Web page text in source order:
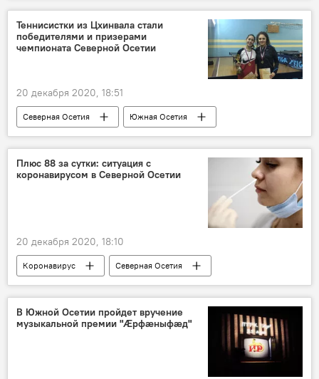
Теннисистки из Цхинвала стали
победителями и призерами
чемпионата Северной Осетии
20 декабря 2020, 18:51
Северная Осетия
Южная Осетия
Спорт
Плюс 88 за сутки: ситуация с
коронавирусом в Северной Осетии
20 декабря 2020, 18:10
Коронавирус Северная Осетия
В Южной Осетии пройдет вручение
музыкальной премии "Ӕрфӕныфӕд"